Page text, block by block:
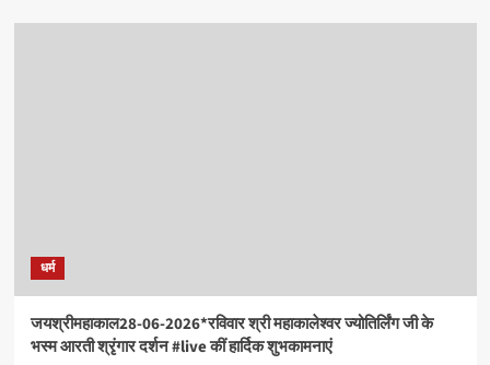
धर्म
जयश्रीमहाकाल28-06-2026*रविवार श्री महाकालेश्वर ज्योतिर्लिंग जी के
भस्म आरती श्रृंगार दर्शन #live कीं हार्दिक शुभकामनाएं